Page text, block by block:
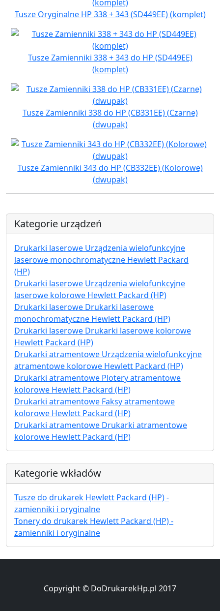
Tusze Oryginalne HP 338 + 343 (SD449EE) (komplet)
Tusze Zamienniki 338 + 343 do HP (SD449EE)
(komplet)
Tusze Zamienniki 338 do HP (CB331EE) (Czarne)
(dwupak)
Tusze Zamienniki 343 do HP (CB332EE) (Kolorowe)
(dwupak)
Kategorie urządzeń
Drukarki laserowe Urządzenia wielofunkcyjne
laserowe monochromatyczne Hewlett Packard
(HP)
Drukarki laserowe Urządzenia wielofunkcyjne
laserowe kolorowe Hewlett Packard (HP)
Drukarki laserowe Drukarki laserowe
monochromatyczne Hewlett Packard (HP)
Drukarki laserowe Drukarki laserowe kolorowe
Hewlett Packard (HP)
Drukarki atramentowe Urządzenia wielofunkcyjne
atramentowe kolorowe Hewlett Packard (HP)
Drukarki atramentowe Plotery atramentowe
kolorowe Hewlett Packard (HP)
Drukarki atramentowe Faksy atramentowe
kolorowe Hewlett Packard (HP)
Drukarki atramentowe Drukarki atramentowe
kolorowe Hewlett Packard (HP)
Kategorie wkładów
Tusze do drukarek Hewlett Packard (HP) -
zamienniki i oryginalne
Tonery do drukarek Hewlett Packard (HP) -
zamienniki i oryginalne
Copyright © DoDrukarekHp.pl 2017